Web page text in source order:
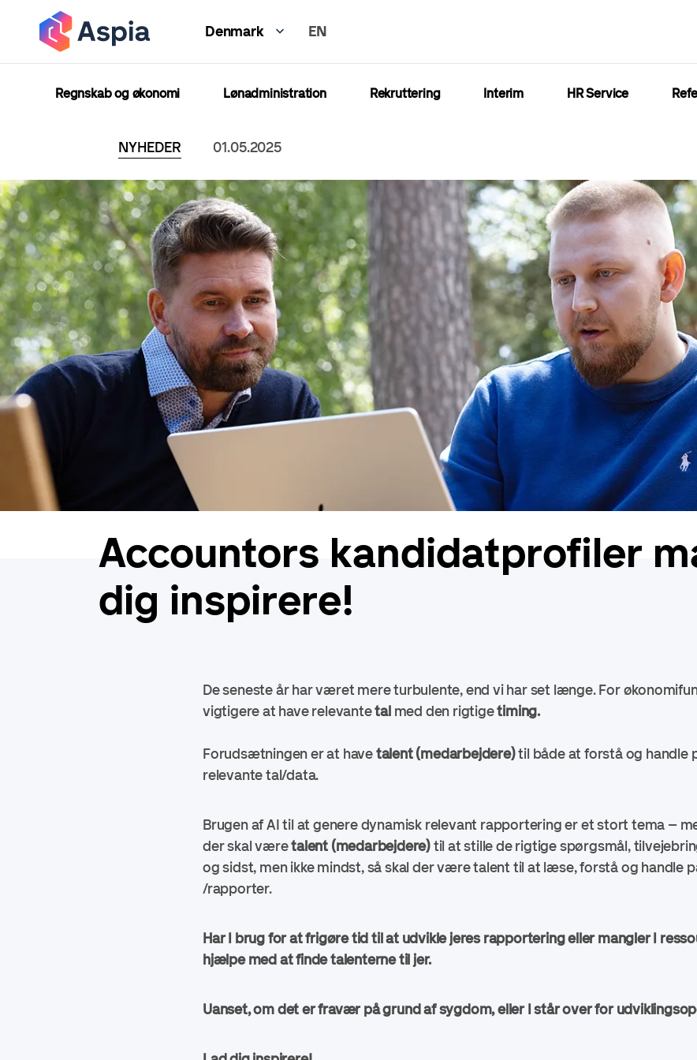
hovedindhold
Denmark EN
Regnskab og økonomi Lønadministration Rekruttering Interim HR Service
NYHEDER 01.05.2025
Accountors kandidatprofiler
dig inspirere!
De seneste år har været mere turbulente, end vi har set længe. For
vigtigere at have relevantetal med den rigtigetiming.
Forudsætningen er at havetalent(medarbejdere)til både at forstå og handle
relevante tal/data.
Brugen af AI til at genere dynamisk relevant rapportering er et stort tema –
der skal væretalent (medarbejdere)til at stille de rigtige spørgsmål,
og sidst, men ikke mindst, så skal der være talent til at læse, forstå og handle
/rapporter.
Har I brug for at frigøre tid til at udvikle jeres rapportering eller mangler I
hjælpe med at finde talenterne til jer.
Uanset, om det er fravær på grund af sygdom, eller I står over for